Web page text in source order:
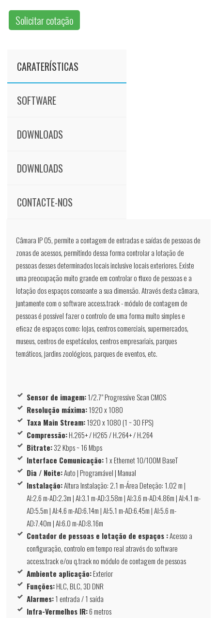
Solicitar cotação
CARATERÍSTICAS
SOFTWARE
DOWNLOADS
DOWNLOADS
CONTACTE-NOS
Câmara IP 05, permite a contagem de entradas e saídas de pessoas de
zonas de acessos, permitindo dessa forma controlar a lotação de
pessoas desses determinados locais inclusive locais exteriores. Existe
uma preocupação muito grande em controlar o ﬂuxo de pessoas e a
lotação dos espaços consoante a sua dimensão. Através desta câmara,
juntamente com o software access.track - módulo de contagem de
pessoas é possível fazer o controlo de uma forma muito simples e
eﬁcaz de espaços como: lojas, centros comerciais, supermercados,
museus, centros de espetáculos, centros empresariais, parques
temáticos, jardins zoológicos, parques de eventos, etc.
Sensor de imagem:1/2.7” Progressive Scan CMOS
Resolução máxima:1920 x 1080
Taxa Main Stream:1920 x 1080 (1 ~ 30 FPS)
Compressão:H.265+ / H265 / H.264+ / H.264
Bitrate:32 Kbps ~ 16 Mbps
Interface Comunicação:1 x Ethernet 10/100M BaseT
Dia / Noite:Auto | Programável | Manual
Instalação:Altura Instalação: 2.1 m-Área Deteção: 1.02 m |
AI:2.6 m-AD:2.3m | AI:3.1 m-AD:3.58m | AI:3.6 m-AD:4.86m | AI:4.1 m-
AD:5.5m | AI:4.6 m-AD:6.14m | AI:5.1 m-AD:6.45m | AI:5.6 m-
AD:7.40m | AI:6.0 m-AD:8.16m
Contador de pessoas e lotação de espaços :Acesso a
configuração, controlo em tempo real através do software
access.track e/ou q.track no módulo de contagem de pessoas
Ambiente aplicação:Exterior
Funções:HLC, BLC, 3D DNR
Alarmes:1 entrada / 1 saída
Infra-Vermelhos IR:6 metros